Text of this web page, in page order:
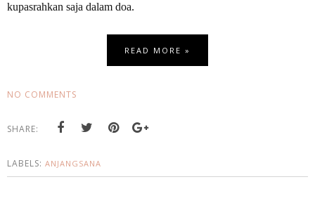
kupasrahkan saja dalam doa.
READ MORE »
NO COMMENTS
SHARE:
LABELS: ANJANGSANA